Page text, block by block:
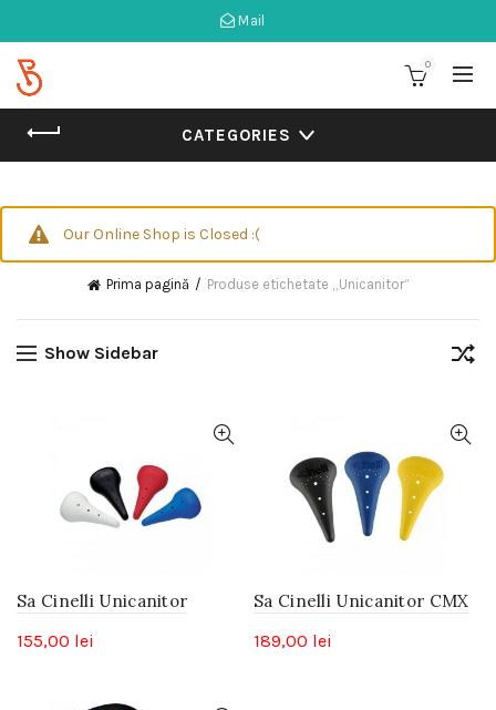
Mail
0
CATEGORIES
Our Online Shop is Closed :(
Prima pagină Produse etichetate „Unicanitor”
Show Sidebar
Sa Cinelli Unicanitor
155,00 lei
Sa Cinelli Unicanitor CMX
189,00 lei